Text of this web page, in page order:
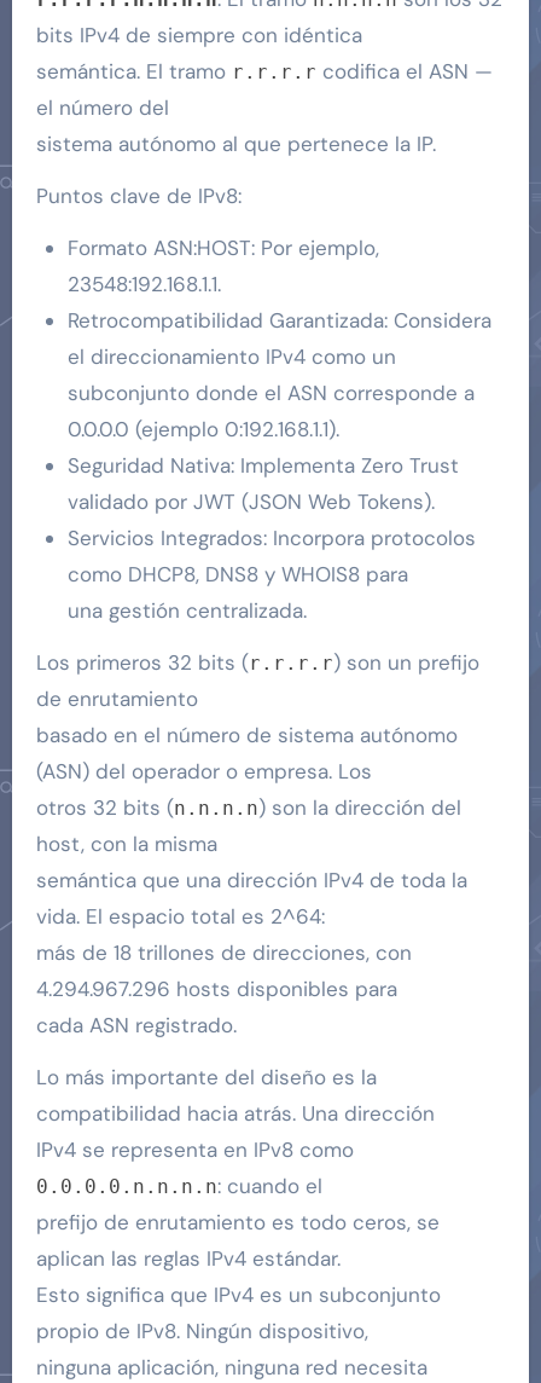
bits IPv4 de siempre con idéntica
semántica. El tramo r.r.r.r codifica el ASN —
el número del
sistema autónomo al que pertenece la IP.
Puntos clave de IPv8:
Formato ASN:HOST: Por ejemplo,
23548:192.168.1.1.
Retrocompatibilidad Garantizada: Considera
el direccionamiento IPv4 como un
subconjunto donde el ASN corresponde a
0.0.0.0 (ejemplo 0:192.168.1.1).
Seguridad Nativa: Implementa Zero Trust
validado por JWT (JSON Web Tokens).
Servicios Integrados: Incorpora protocolos
como DHCP8, DNS8 y WHOIS8 para
una gestión centralizada.
Los primeros 32 bits (r.r.r.r) son un prefijo
de enrutamiento
basado en el número de sistema autónomo
(ASN) del operador o empresa. Los
otros 32 bits (n.n.n.n) son la dirección del
host, con la misma
semántica que una dirección IPv4 de toda la
vida. El espacio total es 2^64:
más de 18 trillones de direcciones, con
4.294.967.296 hosts disponibles para
cada ASN registrado.
Lo más importante del diseño es la
compatibilidad hacia atrás. Una dirección
IPv4 se representa en IPv8 como
0.0.0.0.n.n.n.n: cuando el
prefijo de enrutamiento es todo ceros, se
aplican las reglas IPv4 estándar.
Esto significa que IPv4 es un subconjunto
propio de IPv8. Ningún dispositivo,
ninguna aplicación, ninguna red necesita